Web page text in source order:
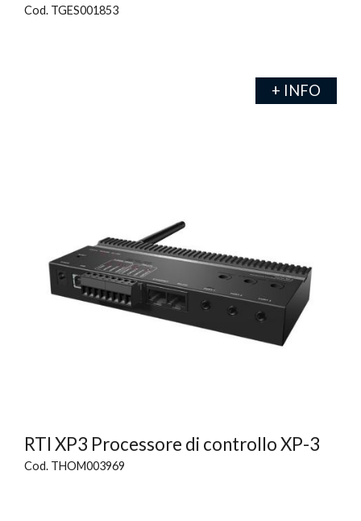
Cod. TGES001853
+ INFO
RTI XP3 Processore di controllo XP-3
Cod. THOM003969